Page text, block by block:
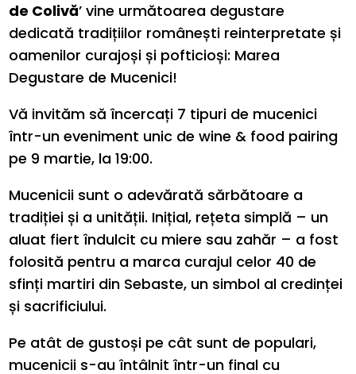
de Colivă’ vine următoarea degustare
dedicată tradițiilor românești reinterpretate și
oamenilor curajoși și pofticioși: Marea
Degustare de Mucenici!
Vă invităm să încercați 7 tipuri de mucenici
într-un eveniment unic de wine & food pairing
pe 9 martie, la 19:00.
Mucenicii sunt o adevărată sărbătoare a
tradiției și a unității. Inițial, rețeta simplă – un
aluat fiert îndulcit cu miere sau zahăr – a fost
folosită pentru a marca curajul celor 40 de
sfinți martiri din Sebaste, un simbol al credinței
și sacrificiului.
Pe atât de gustoși pe cât sunt de populari,
mucenicii s-au întâlnit într-un final cu